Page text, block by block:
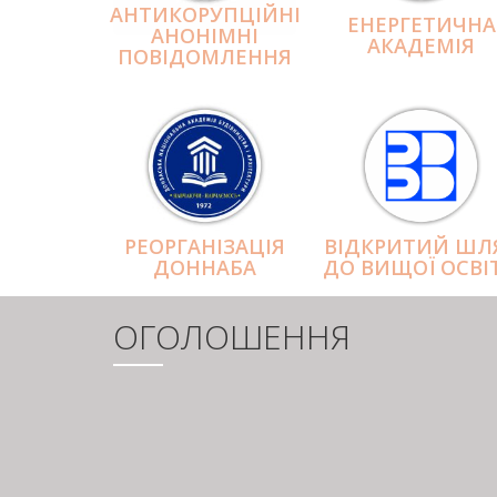
АНТИКОРУПЦІЙНІ
АНОНІМНІ
ПОВІДОМЛЕННЯ
ЕНЕРГЕТИЧНА
АКАДЕМІЯ
РЕОРГАНІЗАЦІЯ
ДОННАБА
ВІДКРИТИЙ
ДО ВИЩОЇ
ОГОЛОШЕННЯ